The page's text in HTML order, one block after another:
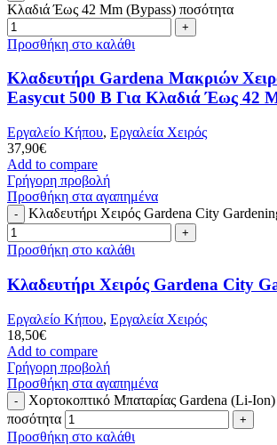
Κλαδιά Έως 42 Mm (Bypass) ποσότητα
Προσθήκη στο καλάθι
Κλαδευτήρι Gardena Μακριών
Easycut 500 B Για Κλαδιά Έως 42
Εργαλείο Κήπου, Εργαλεία Χειρός
37,90€
Add to compare
Γρήγορη προβολή
Προσθήκη στα αγαπημένα
Κλαδευτήρι Χειρός Gardena City
Προσθήκη στο καλάθι
Κλαδευτήρι Χειρός Gardena City
Εργαλείο Κήπου, Εργαλεία Χειρός
18,50€
Add to compare
Γρήγορη προβολή
Προσθήκη στα αγαπημένα
Χορτοκοπτικό Μπαταρίας Gardena (Li-
ποσότητα
Προσθήκη στο καλάθι